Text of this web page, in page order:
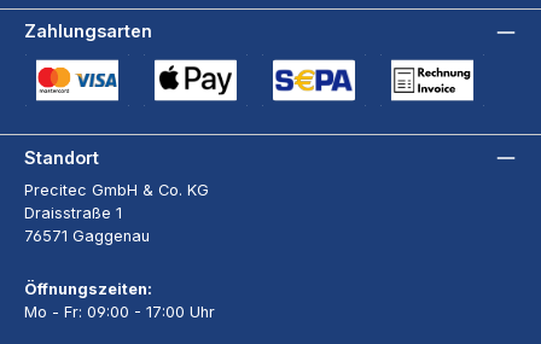
Zahlungsarten
Standort
Precitec GmbH & Co. KG
Draisstraße 1
76571 Gaggenau
Öffnungszeiten:
Mo - Fr: 09:00 - 17:00 Uhr